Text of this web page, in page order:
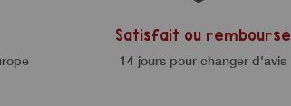
Satisfait ou remboursé
14 jours pour changer d'avis